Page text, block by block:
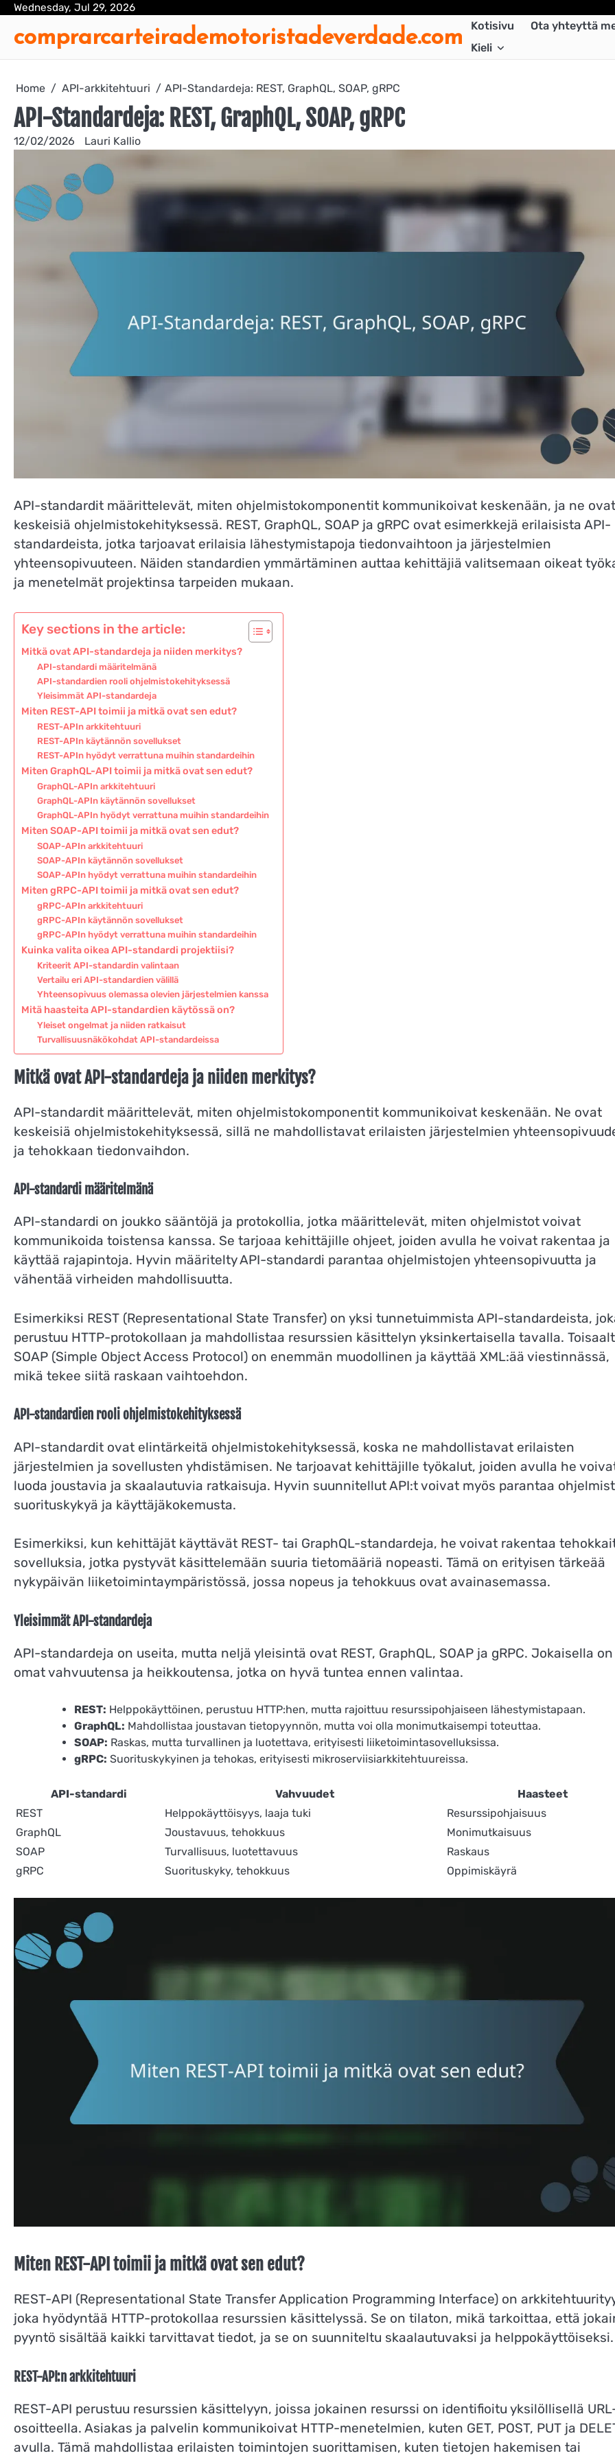
Skip
content
Wednesday, Jul 29, 2026
comprarcarteirademotoristadeverdade.com Kotisivu
Ota yhteyttä
Kieli
Home API-arkkitehtuuri API-Standardeja: REST, GraphQL, SOAP, gRPC
API-Standardeja: REST, GraphQL, SOAP, gRPC
12/02/2026 Lauri Kallio
API-standardit määrittelevät, miten ohjelmistokomponentit kommunikoivat keskenään, ja ne ovat
keskeisiä ohjelmistokehityksessä. REST, GraphQL, SOAP ja gRPC ovat esimerkkejä erilaisista API-
standardeista, jotka tarjoavat erilaisia lähestymistapoja tiedonvaihtoon ja järjestelmien
yhteensopivuuteen. Näiden standardien ymmärtäminen auttaa kehittäjiä valitsemaan oikeat
ja menetelmät projektinsa tarpeiden mukaan.
Key sections in the article:
Mitkä ovat API-standardeja ja niiden merkitys?
API-standardi määritelmänä
API-standardien rooli ohjelmistokehityksessä
Yleisimmät API-standardeja
Miten REST-API toimii ja mitkä ovat sen edut?
REST-APIn arkkitehtuuri
REST-APIn käytännön sovellukset
REST-APIn hyödyt verrattuna muihin standardeihin
Miten GraphQL-API toimii ja mitkä ovat sen edut?
GraphQL-APIn arkkitehtuuri
GraphQL-APIn käytännön sovellukset
GraphQL-APIn hyödyt verrattuna muihin standardeihin
Miten SOAP-API toimii ja mitkä ovat sen edut?
SOAP-APIn arkkitehtuuri
SOAP-APIn käytännön sovellukset
SOAP-APIn hyödyt verrattuna muihin standardeihin
Miten gRPC-API toimii ja mitkä ovat sen edut?
gRPC-APIn arkkitehtuuri
gRPC-APIn käytännön sovellukset
gRPC-APIn hyödyt verrattuna muihin standardeihin
Kuinka valita oikea API-standardi projektiisi?
Kriteerit API-standardin valintaan
Vertailu eri API-standardien välillä
Yhteensopivuus olemassa olevien järjestelmien kanssa
Mitä haasteita API-standardien käytössä on?
Yleiset ongelmat ja niiden ratkaisut
Turvallisuusnäkökohdat API-standardeissa
Mitkä ovat API-standardeja ja niiden merkitys?
API-standardit määrittelevät, miten ohjelmistokomponentit kommunikoivat keskenään. Ne ovat
keskeisiä ohjelmistokehityksessä, sillä ne mahdollistavat erilaisten järjestelmien
ja tehokkaan tiedonvaihdon.
API-standardi määritelmänä
API-standardi on joukko sääntöjä ja protokollia, jotka määrittelevät, miten ohjelmistot voivat
kommunikoida toistensa kanssa. Se tarjoaa kehittäjille ohjeet, joiden avulla he voivat rakentaa ja
käyttää rajapintoja. Hyvin määritelty API-standardi parantaa ohjelmistojen yhteensopivuutta ja
vähentää virheiden mahdollisuutta.
Esimerkiksi REST (Representational State Transfer) on yksi tunnetuimmista API-standardeista,
perustuu HTTP-protokollaan ja mahdollistaa resurssien käsittelyn yksinkertaisella tavalla.
SOAP (Simple Object Access Protocol) on enemmän muodollinen ja käyttää XML:ää viestinnässä,
mikä tekee siitä raskaan vaihtoehdon.
API-standardien rooli ohjelmistokehityksessä
API-standardit ovat elintärkeitä ohjelmistokehityksessä, koska ne mahdollistavat erilaisten
järjestelmien ja sovellusten yhdistämisen. Ne tarjoavat kehittäjille työkalut, joiden avulla he
luoda joustavia ja skaalautuvia ratkaisuja. Hyvin suunnitellut API:t voivat myös parantaa
suorituskykyä ja käyttäjäkokemusta.
Esimerkiksi, kun kehittäjät käyttävät REST- tai GraphQL-standardeja, he voivat rakentaa
sovelluksia, jotka pystyvät käsittelemään suuria tietomääriä nopeasti. Tämä on erityisen tärkeää
nykypäivän liiketoimintaympäristössä, jossa nopeus ja tehokkuus ovat avainasemassa.
Yleisimmät API-standardeja
API-standardeja on useita, mutta neljä yleisintä ovat REST, GraphQL, SOAP ja gRPC. Jokaisella on
omat vahvuutensa ja heikkoutensa, jotka on hyvä tuntea ennen valintaa.
REST: Helppokäyttöinen, perustuu HTTP:hen, mutta rajoittuu resurssipohjaiseen lähestymistapaan.
GraphQL: Mahdollistaa joustavan tietopyynnön, mutta voi olla monimutkaisempi toteuttaa.
SOAP: Raskas, mutta turvallinen ja luotettava, erityisesti liiketoimintasovelluksissa.
gRPC: Suorituskykyinen ja tehokas, erityisesti mikroserviisiarkkitehtuureissa.
API-standardi Vahvuudet
Haasteet
REST
Helppokäyttöisyys, laaja tuki
Resurssipohjaisuus
GraphQL
Joustavuus, tehokkuus
Monimutkaisuus
SOAP
Turvallisuus, luotettavuus
Raskaus
gRPC
Suorituskyky, tehokkuus Oppimiskäyrä
Miten REST-API toimii ja mitkä ovat sen edut?
REST-API (Representational State Transfer Application Programming Interface) on
joka hyödyntää HTTP-protokollaa resurssien käsittelyssä. Se on tilaton, mikä tarkoittaa, että
pyyntö sisältää kaikki tarvittavat tiedot, ja se on suunniteltu skaalautuvaksi ja helppokäyttöiseksi.
REST-API:n arkkitehtuuri
REST-API perustuu resurssien käsittelyyn, joissa jokainen resurssi on identifioitu yksilöllisellä
osoitteella. Asiakas ja palvelin kommunikoivat HTTP-menetelmien, kuten GET, POST, PUT ja
avulla. Tämä mahdollistaa erilaisten toimintojen suorittamisen, kuten tietojen hakemisen tai